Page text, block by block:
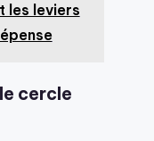
les leviers
cercle